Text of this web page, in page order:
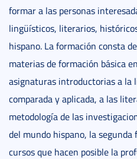
formar a las personas
lingüísticos, literarios,
hispano. La formación consta
materias de formación básica
asignaturas introductorias a la
comparada y aplicada, a las
metodología de las
del mundo hispano, la segunda
cursos que hacen posible la